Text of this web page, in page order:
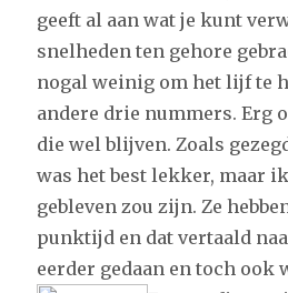
geeft al aan wat je kunt
snelheden ten gehore
nogal weinig om het lijf te
andere drie nummers. Erg
die wel blijven. Zoals
was het best lekker, maar
gebleven zou zijn. Ze
punktijd en dat vertaald
eerder gedaan en toch ook